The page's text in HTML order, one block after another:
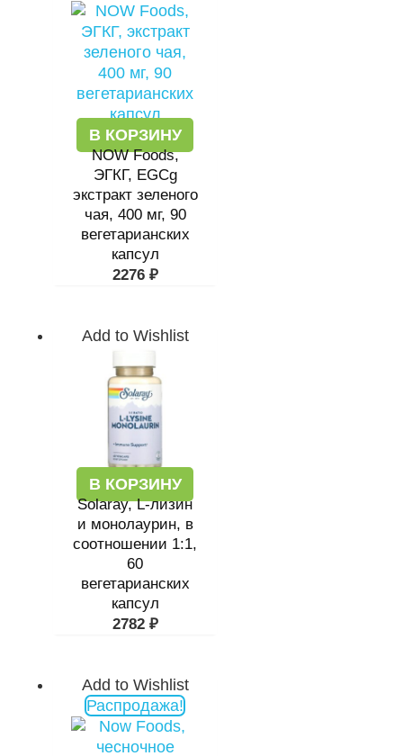
В КОРЗИНУ
NOW Foods,
ЭГКГ, EGCg
экстракт зеленого
чая, 400 мг, 90
вегетарианских
капсул
2276 ₽
Add to Wishlist
В КОРЗИНУ
Solaray, L-лизин
и монолаурин, в
соотношении 1:1,
60
вегетарианских
капсул
2782 ₽
Add to Wishlist
Распродажа!
Первоначальная
цена
составляла
1084 ₽.
Текущая
цена:
635 ₽.